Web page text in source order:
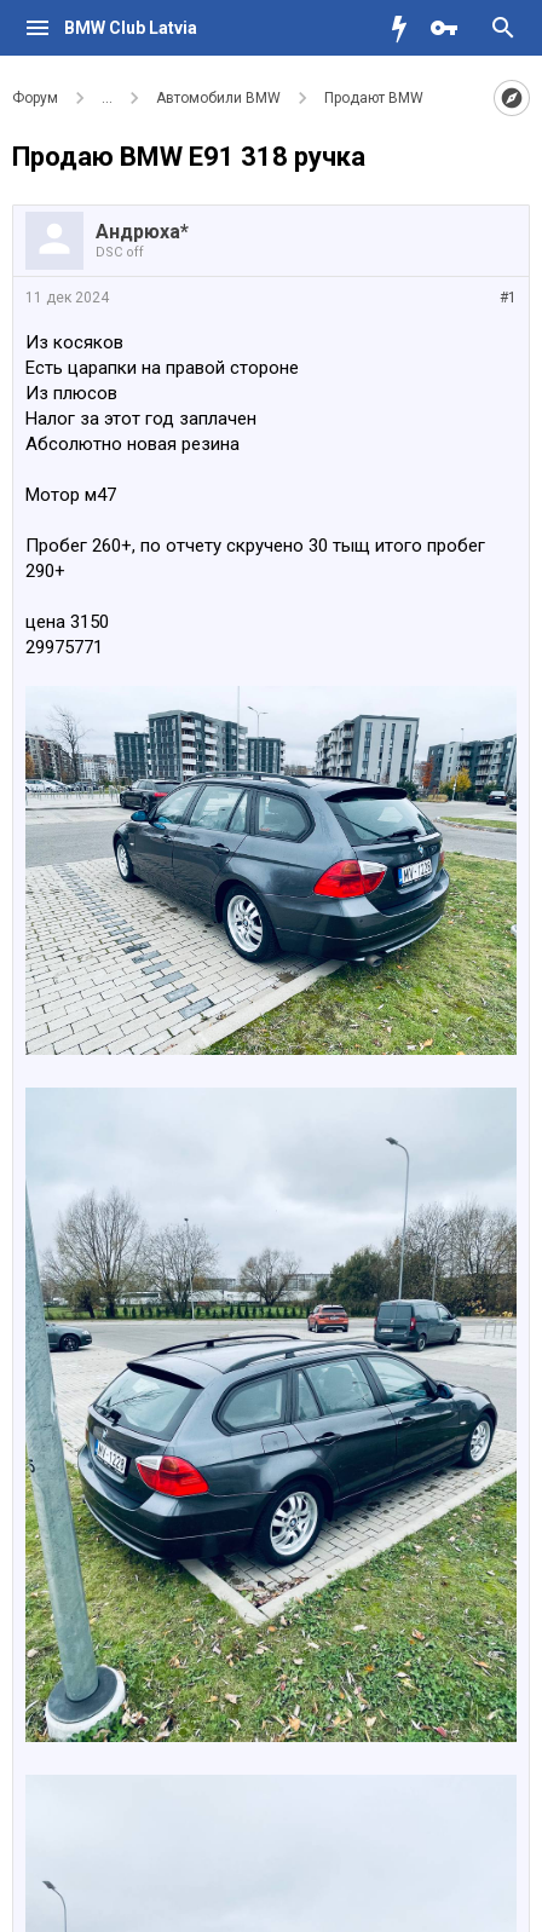
BMW Club Latvia
Форум ... Автомобили BMW Продают BMW
Продаю BMW E91 318 ручка
Андрюха*
DSC off
#1
11 дек 2024
Из косяков
Есть царапки на правой стороне
Из плюсов
Налог за этот год заплачен
Абсолютно новая резина
Мотор м47
Пробег 260+, по отчету скручено 30 тыщ итого пробег
290+
цена 3150
29975771